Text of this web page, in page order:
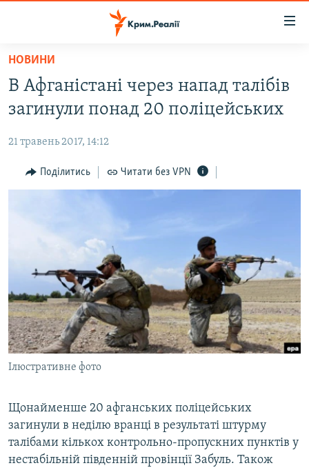
Перейти
основного
матеріалу
до
навігації
Перейти
НОВИНИ
ВОДА.КРИМ
ВІДЕО ТА ФОТО
ПОЛІТИКА
БЛОГИ
ВСЕ ЗА ДЕНЬ
СПЕЦПРОЕКТИ
ДЕПОРТАЦІЯ
ВІДЕОУРОКИ «ELIFBE»
СВІДЧЕННЯ ОКУПАЦІЇ
УКРАЇНСЬКА ПРОБЛЕМА КРИМУ
ЯК ОБІЙТИ БЛОКУВАННЯ
Русский
Qırımtatar
Усі сайти RFE/RL
НОВИНИ
В Афганістані через напад талібів
загинули понад 20 поліцейських
21 травень 2017, 14:12
Поділитись Читати без VPN
Ілюстративне фото
Щонайменше 20 афганських поліцейських
загинули в неділю вранці в результаті штурму
талібами кількох контрольно-пропускних пунктів у
нестабільній південній провінції Забуль. Також